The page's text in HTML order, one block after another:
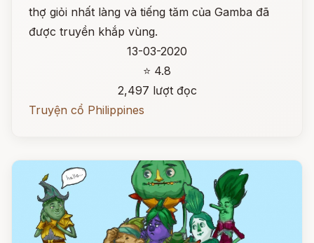
thợ giỏi nhất làng và tiếng tăm của Gamba đã
được truyền khắp vùng.
13-03-2020
⭐ 4.8
2,497 lượt đọc
Truyện cổ Philippines